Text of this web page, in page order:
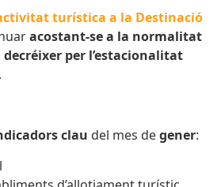
turística a la Destinació
acostant-se a la normalitat
decréixer per l’estacionalitat
clau del mes degener: